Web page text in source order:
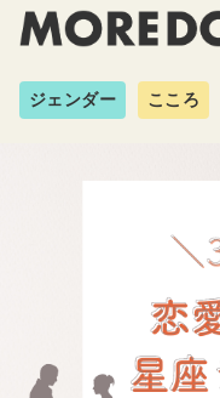
ジェンダー こころ